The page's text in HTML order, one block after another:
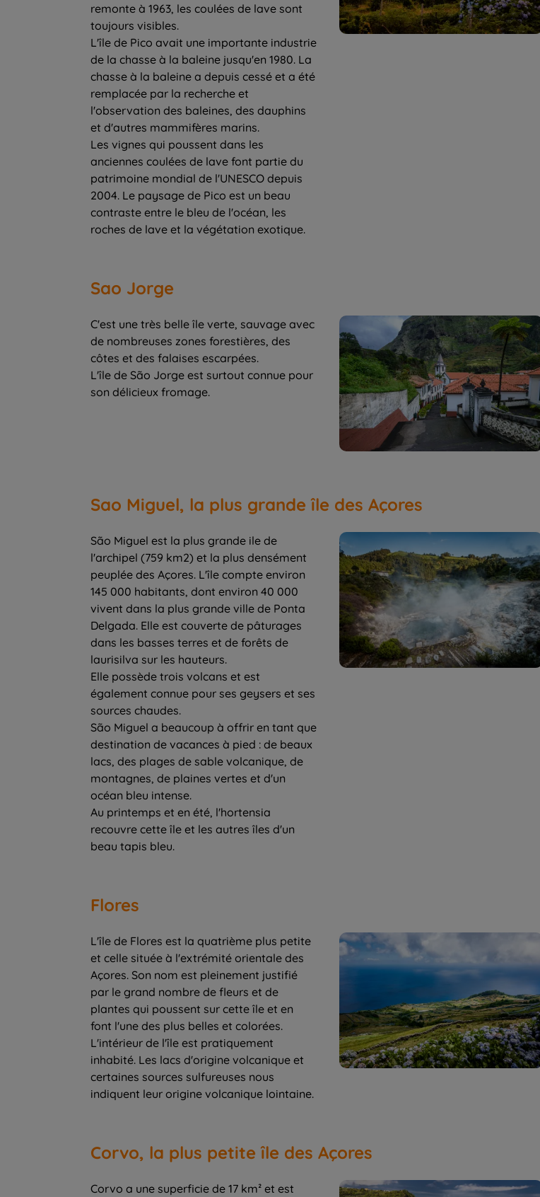
remonte à 1963, les coulées de lave sont
toujours visibles.
L'île de Pico avait une importante industrie
de la chasse à la baleine jusqu'en 1980. La
chasse à la baleine a depuis cessé et a été
remplacée par la recherche et
l'observation des baleines, des dauphins
et d'autres mammifères marins.
Les vignes qui poussent dans les
anciennes coulées de lave font partie du
patrimoine mondial de l'UNESCO depuis
2004. Le paysage de Pico est un beau
contraste entre le bleu de l'océan, les
roches de lave et la végétation exotique.
Sao Jorge
C'est une très belle île verte, sauvage avec
de nombreuses zones forestières, des
côtes et des falaises escarpées.
L'île de São Jorge est surtout connue pour
son délicieux fromage.
Sao Miguel, la plus grande île des Açores
São Miguel est la plus grande ile de
l'archipel (759 km2) et la plus densément
peuplée des Açores. L'île compte environ
145 000 habitants, dont environ 40 000
vivent dans la plus grande ville de Ponta
Delgada. Elle est couverte de pâturages
dans les basses terres et de forêts de
laurisilva sur les hauteurs.
Elle possède trois volcans et est
également connue pour ses geysers et ses
sources chaudes.
São Miguel a beaucoup à offrir en tant que
destination de vacances à pied : de beaux
lacs, des plages de sable volcanique, de
montagnes, de plaines vertes et d'un
océan bleu intense.
Au printemps et en été, l'hortensia
recouvre cette île et les autres îles d'un
beau tapis bleu.
Flores
L'île de Flores est la quatrième plus petite
et celle située à l'extrémité orientale des
Açores. Son nom est pleinement justifié
par le grand nombre de fleurs et de
plantes qui poussent sur cette île et en
font l'une des plus belles et colorées.
L'intérieur de l'île est pratiquement
inhabité. Les lacs d'origine volcanique et
certaines sources sulfureuses nous
indiquent leur origine volcanique lointaine.
Corvo, la plus petite île des Açores
Corvo a une superficie de 17 km² et est